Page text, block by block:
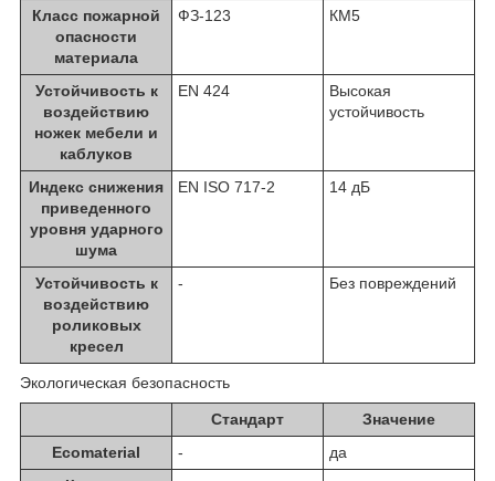
Класс пожарной
опасности
материала
ФЗ-123 КМ5
Устойчивость к
воздействию
ножек мебели и
каблуков
EN 424
Высокая
устойчивость
Индекс снижения
приведенного
уровня ударного
шума
EN ISO 717-2 14 дБ
Устойчивость к
воздействию
роликовых
кресел
- Без повреждений
Экологическая безопасность
Стандарт
Значение
Ecomaterial
-
да